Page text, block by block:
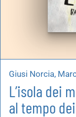
Giusi Norcia,
L’isola dei
al tempo